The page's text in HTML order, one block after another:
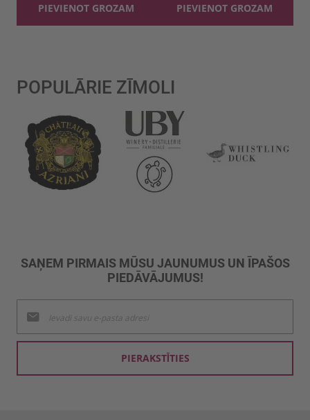
PIEVIENOT GROZAM PIEVIENOT GROZAM
POPULĀRIE ZĪMOLI
SAŅEM PIRMAIS MŪSU JAUNUMUS UN ĪPAŠOS
PIEDĀVĀJUMUS!
jaunumu
saņemšanai:
PIERAKSTĪTIES